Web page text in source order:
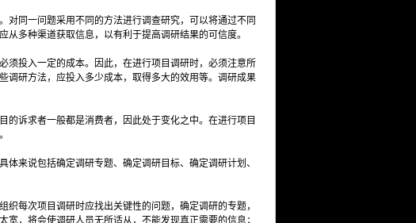
同一问题采用不同的方法进行调查研究，可以将通过不同
多种渠道获取信息，以有利于提高调研结果的可信度。
须投入一定的成本。因此，在进行项目调研时，必须注意所
调研方法，应投入多少成本，取得多大的效用等。调研成果
诉求者一般都是消费者，因此处于变化之中。在进行项目
来说包括确定调研专题、确定调研目标、确定调研计划、
每次项目调研时应找出关键性的问题，确定调研的专题，
，将会使调研人员无所适从，不能发现真正需要的信息；